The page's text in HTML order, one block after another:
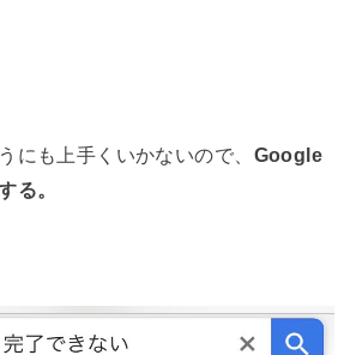
にも上手くいかないので、 Google
る。